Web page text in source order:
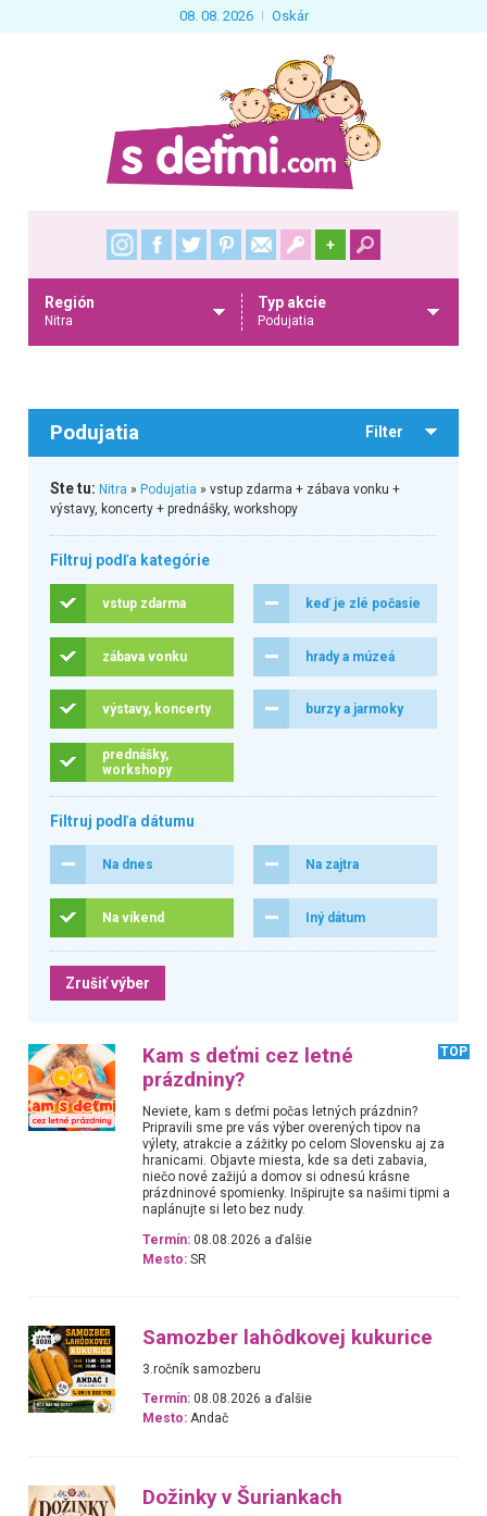
08. 08. 2026 Oskár
+
Región
Nitra
Typ akcie
Podujatia
Podujatia Filter
Ste tu: Nitra » Podujatia » vstup zdarma + zábava vonku +
výstavy, koncerty + prednášky, workshopy
Filtruj podľa kategórie
vstup zdarma keď je zlé počasie
zábava vonku hrady a múzeá
výstavy, koncerty burzy a jarmoky
prednášky,
workshopy
Filtruj podľa dátumu
Na dnes Na zajtra
Na víkend Iný dátum
Zrušiť výber
Kam s deťmi cez letné
prázdniny?
TOP
Neviete, kam s deťmi počas letných prázdnin?
Pripravili sme pre vás výber overených tipov na
výlety, atrakcie a zážitky po celom Slovensku aj za
hranicami. Objavte miesta, kde sa deti zabavia,
niečo nové zažijú a domov si odnesú krásne
prázdninové spomienky. Inšpirujte sa našimi tipmi a
naplánujte si leto bez nudy.
Termín: 08.08.2026 a ďalšie
Mesto: SR
Samozber lahôdkovej kukurice
3.ročník samozberu
Termín: 08.08.2026 a ďalšie
Mesto: Andač
Dožinky v Šuriankach